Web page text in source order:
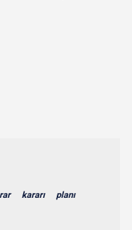
kararı planı